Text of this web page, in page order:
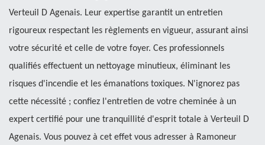
Verteuil D Agenais. Leur expertise garantit un entretien
rigoureux respectant les règlements en vigueur, assurant ainsi
votre sécurité et celle de votre foyer. Ces professionnels
qualifiés effectuent un nettoyage minutieux, éliminant les
risques d'incendie et les émanations toxiques. N'ignorez pas
cette nécessité ; confiez l'entretien de votre cheminée à un
expert certifié pour une tranquillité d'esprit totale à Verteuil D
Agenais. Vous pouvez à cet effet vous adresser à Ramoneur